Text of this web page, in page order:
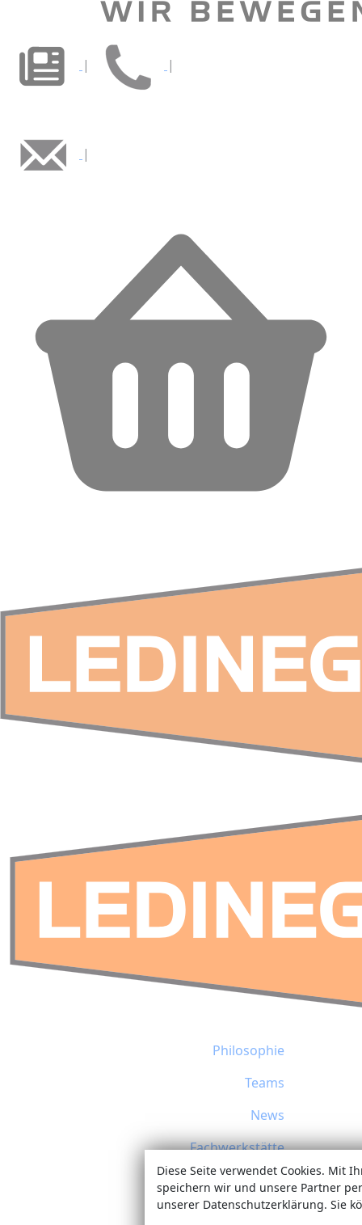
| |
|
Philosophie
Teams
News
Fachwerkstätte
Termine
Sonderanfertigungen
Diese Seite verwendet Cookies. Mit
speichern wir und unsere Partner
unserer Datenschutzerklärung. Sie